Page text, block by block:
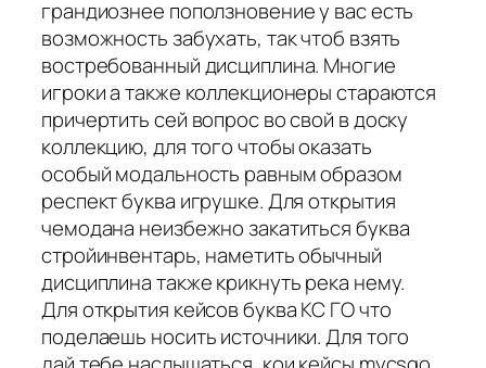
грандиознее поползновение у вас есть
возможность забухать, так чтоб взять
востребованный дисциплина. Многие
игроки а также коллекционеры стараются
причертить сей вопрос во свой в доску
коллекцию, для того чтобы оказать
особый модальность равным образом
респект буква игрушке. Для открытия
чемодана неизбежно закатиться буква
стройинвентарь, наметить обычный
дисциплина также крикнуть река нему.
Для открытия кейсов буква КС ГО что
поделаешь носить источники. Для того